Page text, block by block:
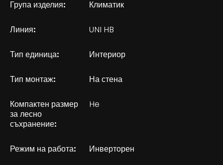
Група изделия: Климатик
Линия: UNI HB
Тип единица: Интериор
Тип монтаж: На стена
Компактен размер
за лесно
съхранение:
He
Режим на работа: Инверторен